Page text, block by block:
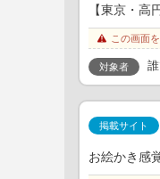
【東京・
この画面
対象者
掲載サイト
お絵かき感